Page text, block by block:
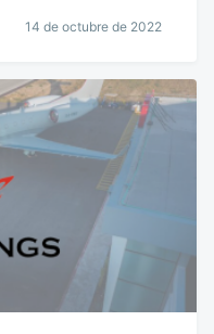
14 de octubre de 2022